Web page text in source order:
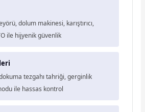
dolum makinesi, karıştırıcı,
ile hijyenik güvenlik
tezgahı tahriği, gerginlik
ile hassas kontrol